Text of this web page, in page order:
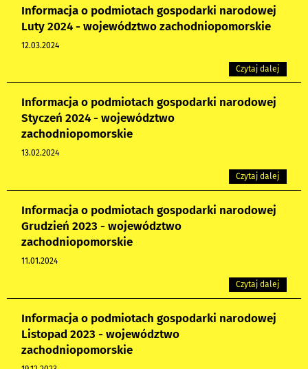
Informacja o podmiotach gospodarki narodowej
Luty 2024 - województwo zachodniopomorskie
12.03.2024
Czytaj dalej
Informacja o podmiotach gospodarki narodowej
Styczeń 2024 - województwo
zachodniopomorskie
13.02.2024
Czytaj dalej
Informacja o podmiotach gospodarki narodowej
Grudzień 2023 - województwo
zachodniopomorskie
11.01.2024
Czytaj dalej
Informacja o podmiotach gospodarki narodowej
Listopad 2023 - województwo
zachodniopomorskie